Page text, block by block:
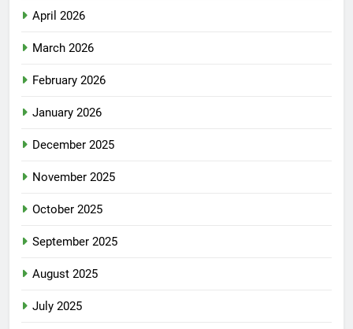
April 2026
March 2026
February 2026
January 2026
December 2025
November 2025
October 2025
September 2025
August 2025
July 2025